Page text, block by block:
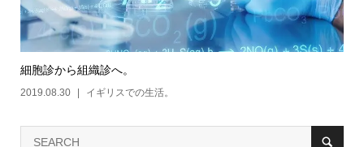
細胞診から組織診へ。
2019.08.30 イギリスでの生活。